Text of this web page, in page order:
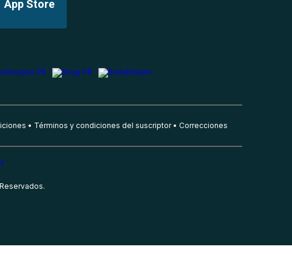
App Store
Términos y condiciones del suscriptor Correcciones